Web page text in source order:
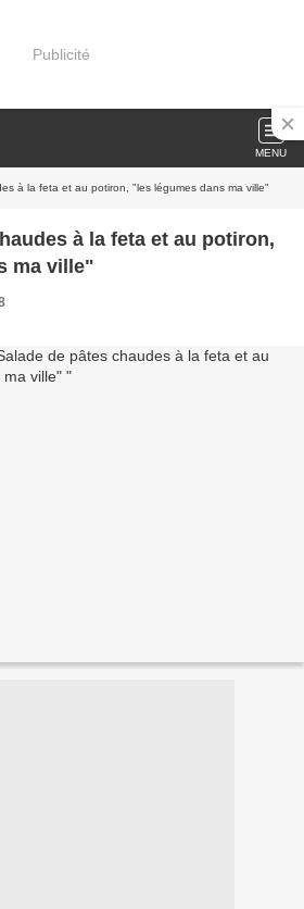
Publicité
MENU
à la feta et au potiron, "les légumes dans ma ville"
à la feta et au potiron,
ma ville"